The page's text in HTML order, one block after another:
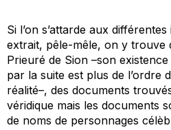
Si l’on s’attarde aux
extrait, pêle-mêle, on y trouve
Prieuré de Sion –son
par la suite est plus de l’ordre
réalité–, des documents
véridique mais les documents
de noms de personnages